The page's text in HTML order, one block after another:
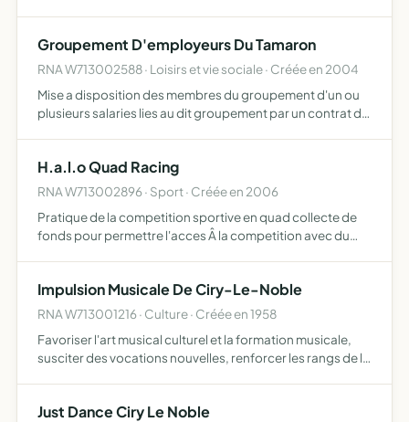
Groupement D'employeurs Du Tamaron
RNA W713002588 · Loisirs et vie sociale · Créée en 2004
Mise a disposition des membres du groupement d'un ou
plusieurs salaries lies au dit groupement par un contrat de
H.a.l.o Quad Racing
RNA W713002896 · Sport · Créée en 2006
Pratique de la competition sportive en quad collecte de
fonds pour permettre l'acces Â la competition avec du
Impulsion Musicale De Ciry-Le-Noble
RNA W713001216 · Culture · Créée en 1958
Favoriser l'art musical culturel et la formation musicale,
susciter des vocations nouvelles, renforcer les rangs de la
Just Dance Ciry Le Noble